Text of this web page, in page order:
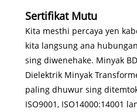
Sertifikat Mutu
Kita mesthi percaya yen
kita langsung ana
sing diwenehake. Minyak
Dielektrik Minyak
paling dhuwur sing
ISO9001, ISO14000:14001